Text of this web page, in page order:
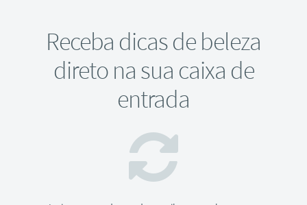
Receba dicas de beleza
direto na sua caixa de
entrada